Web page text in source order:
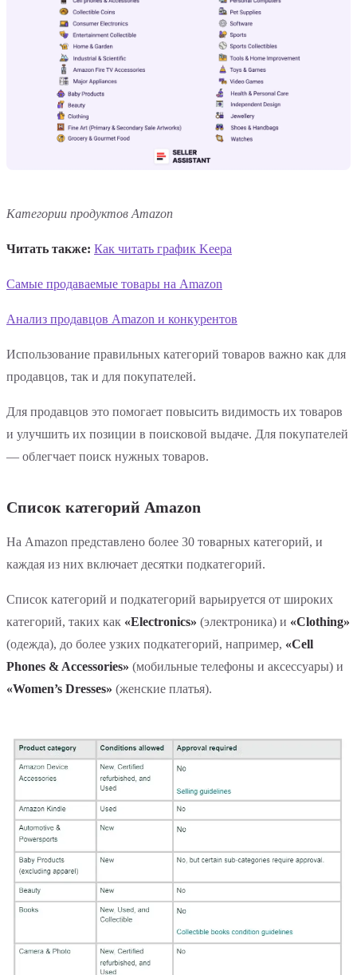
Категории продуктов Amazon
Читать также: Как читать график Keepa
Самые продаваемые товары на Amazon
Анализ продавцов Amazon и конкурентов
Использование правильных категорий товаров важно как для
продавцов, так и для покупателей.
Для продавцов это помогает повысить видимость их товаров
и улучшить их позиции в поисковой выдаче. Для покупателей
— облегчает поиск нужных товаров.
Список категорий Amazon
На Amazon представлено более 30 товарных категорий, и
каждая из них включает десятки подкатегорий.
Список категорий и подкатегорий варьируется от широких
категорий, таких как «Electronics» (электроника) и «Clothing»
(одежда), до более узких подкатегорий, например, «Cell
Phones & Accessories» (мобильные телефоны и аксессуары) и
«Women’s Dresses» (женские платья).